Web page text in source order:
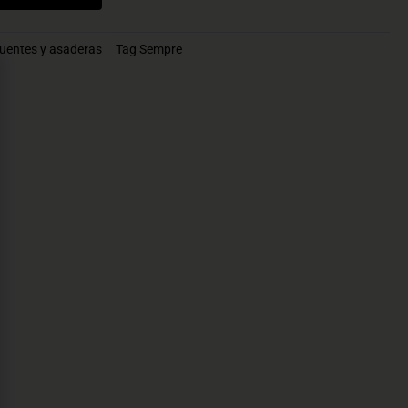
y asaderas Tag Sempre